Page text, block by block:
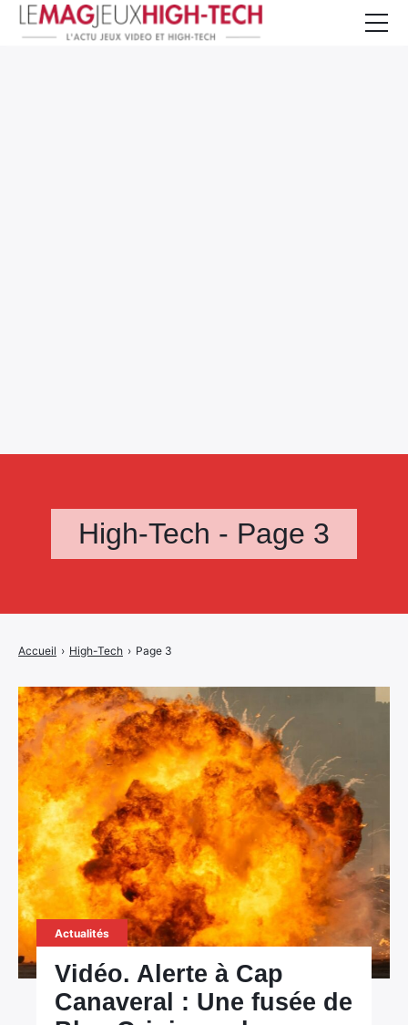
High-Tech - Page 3
Accueil › High-Tech › Page 3
Actualités
Vidéo. Alerte à Cap
Canaveral : Une fusée de